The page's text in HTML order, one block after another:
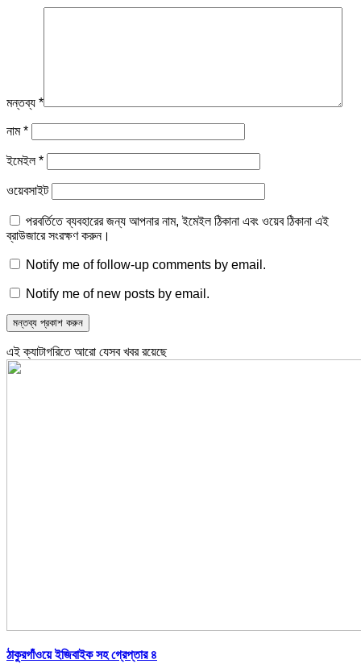
মন্তব্য *
নাম*
ইমেইল*
ওয়েবসাইট
পরবর্তিতে ব্যবহারের জন্য আপনার নাম, ইমেইল ঠিকানা এবং ওয়েব ঠিকানা এই
ব্রাউজারে সংরক্ষণ করুন।
Notify me of follow-up comments by email.
Notify me of new posts by email.
এই ক্যাটাগরিতে আরো যেসব খবর রয়েছে
ঠাকুরগাঁওয়ে ইজিবাইক সহ গ্রেপ্তার ৪